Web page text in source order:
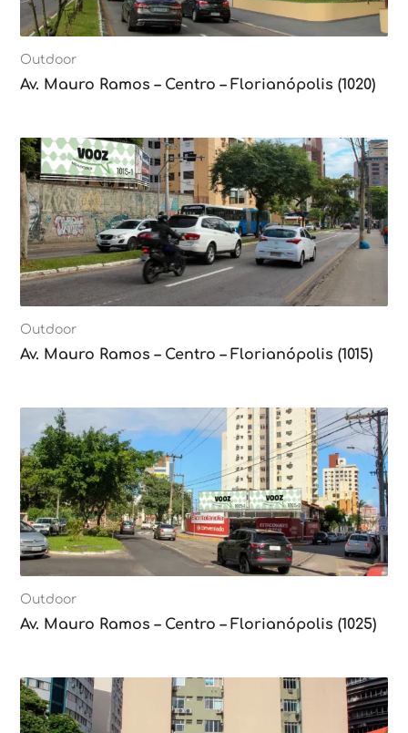
Outdoor
Av. Mauro Ramos – Centro – Florianópolis (1020)
Outdoor
Av. Mauro Ramos – Centro – Florianópolis (1015)
Outdoor
Av. Mauro Ramos – Centro – Florianópolis (1025)